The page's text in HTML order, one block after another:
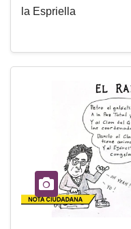
la Espriella